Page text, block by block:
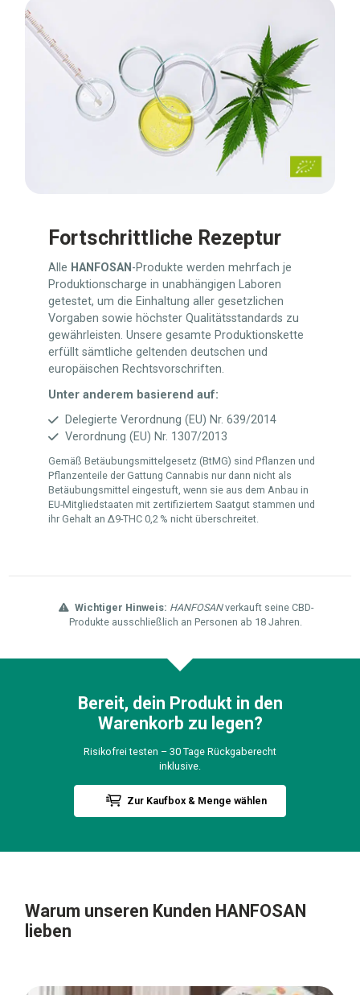
Fortschrittliche Rezeptur
Alle HANFOSAN -Produkte werden mehrfach je
Produktionscharge in unabhängigen Laboren
getestet, um die Einhaltung aller gesetzlichen
Vorgaben sowie höchster Qualitätsstandards zu
gewährleisten. Unsere gesamte Produktionskette
erfüllt sämtliche geltenden deutschen und
europäischen Rechtsvorschriften.
Unter anderem basierend auf:
Delegierte Verordnung (EU) Nr. 639/2014
Verordnung (EU) Nr. 1307/2013
Gemäß Betäubungsmittelgesetz (BtMG) sind Pflanzen und
Pflanzenteile der Gattung Cannabis nur dann nicht als
Betäubungsmittel eingestuft, wenn sie aus dem Anbau in
EU-Mitgliedstaaten mit zertifiziertem Saatgut stammen und
ihr Gehalt an Δ9-THC 0,2 % nicht überschreitet.
Wichtiger Hinweis: HANFOSANverkauft seine CBD-
Produkte ausschließlich an Personen ab 18 Jahren.
Bereit, dein Produkt in den
Warenkorb zu legen?
Risikofrei testen – 30 Tage Rückgaberecht
inklusive.
Zur Kaufbox & Menge wählen
Warum unseren Kunden HANFOSAN
lieben